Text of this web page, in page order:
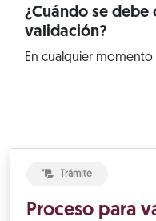
¿Cuándo se debe
validación?
En cualquier
Trámite
Proceso para